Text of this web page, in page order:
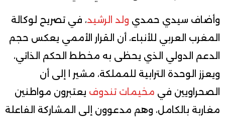
وأضاف سيدي حمدي ولد الرشيد، في تصريح لوكالة
المغرب العربي للأنباء، أن القرار الأممي يعكس حجم
الدعم الدولي الذي يحظى به مخطط الحكم الذاتي،
ويعزز الوحدة الترابية للمملكة، مشير ا إلى أن
الصحراويين في مخيمات تندوف يعتبرون مواطنين
مغاربة بالكامل، وهم مدعوون إلى المشاركة الفاعلة